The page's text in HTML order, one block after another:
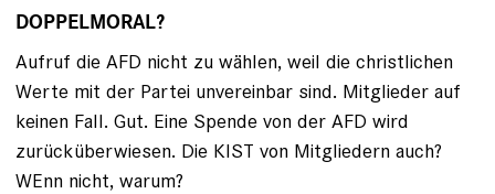
DOPPELMORAL?
Aufruf die AFD nicht zu wählen, weil die christlichen
Werte mit der Partei unvereinbar sind. Mitglieder auf
keinen Fall. Gut. Eine Spende von der AFD wird
zurücküberwiesen. Die KIST von Mitgliedern auch?
WEnn nicht, warum?